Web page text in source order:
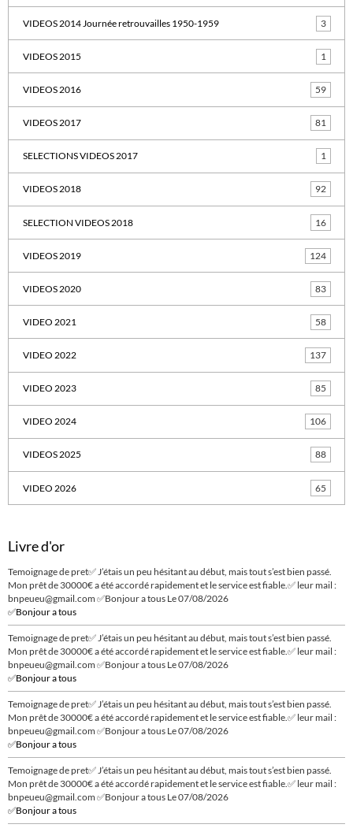
VIDEOS 2014 Journée retrouvailles 1950-1959 3
VIDEOS 2015 1
VIDEOS 2016 59
VIDEOS 2017 81
SELECTIONS VIDEOS 2017 1
VIDEOS 2018 92
SELECTION VIDEOS 2018 16
VIDEOS 2019 124
VIDEOS 2020 83
VIDEO 2021 58
VIDEO 2022 137
VIDEO 2023 85
VIDEO 2024 106
VIDEOS 2025 88
VIDEO 2026 65
Livre d'or
Temoignage de pret✅ J’étais un peu hésitant au début, mais tout s’est bien passé.
Mon prêt de 30000€ a été accordé rapidement et le service est fiable.✅ leur mail :
bnpeueu@gmail.com ✅Bonjour a tous Le 07/08/2026
✅Bonjour a tous
Temoignage de pret✅ J’étais un peu hésitant au début, mais tout s’est bien passé.
Mon prêt de 30000€ a été accordé rapidement et le service est fiable.✅ leur mail :
bnpeueu@gmail.com ✅Bonjour a tous Le 07/08/2026
✅Bonjour a tous
Temoignage de pret✅ J’étais un peu hésitant au début, mais tout s’est bien passé.
Mon prêt de 30000€ a été accordé rapidement et le service est fiable.✅ leur mail :
bnpeueu@gmail.com ✅Bonjour a tous Le 07/08/2026
✅Bonjour a tous
Temoignage de pret✅ J’étais un peu hésitant au début, mais tout s’est bien passé.
Mon prêt de 30000€ a été accordé rapidement et le service est fiable.✅ leur mail :
bnpeueu@gmail.com ✅Bonjour a tous Le 07/08/2026
✅Bonjour a tous